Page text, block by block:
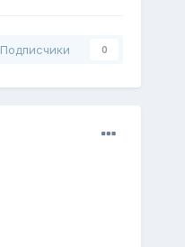
Подписчики 0